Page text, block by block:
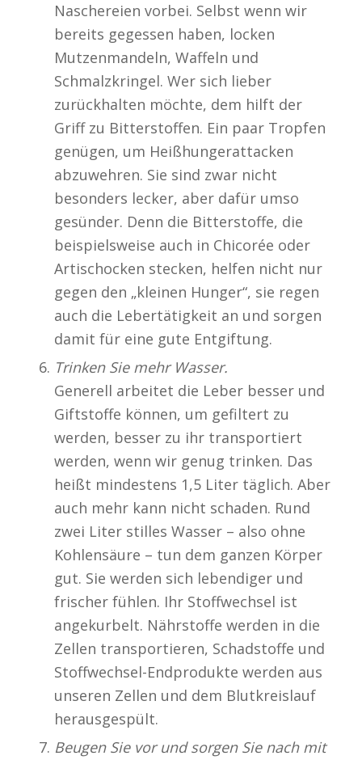
Naschereien vorbei. Selbst wenn wir
bereits gegessen haben, locken
Mutzenmandeln, Waffeln und
Schmalzkringel. Wer sich lieber
zurückhalten möchte, dem hilft der
Griff zu Bitterstoffen. Ein paar Tropfen
genügen, um Heißhungerattacken
abzuwehren. Sie sind zwar nicht
besonders lecker, aber dafür umso
gesünder. Denn die Bitterstoffe, die
beispielsweise auch in Chicorée oder
Artischocken stecken, helfen nicht nur
gegen den „kleinen Hunger“, sie regen
auch die Lebertätigkeit an und sorgen
damit für eine gute Entgiftung.
Trinken Sie mehr Wasser.
Generell arbeitet die Leber besser und
Giftstoffe können, um gefiltert zu
werden, besser zu ihr transportiert
werden, wenn wir genug trinken. Das
heißt mindestens 1,5 Liter täglich. Aber
auch mehr kann nicht schaden. Rund
zwei Liter stilles Wasser – also ohne
Kohlensäure – tun dem ganzen Körper
gut. Sie werden sich lebendiger und
frischer fühlen. Ihr Stoffwechsel ist
angekurbelt. Nährstoffe werden in die
Zellen transportieren, Schadstoffe und
Stoffwechsel-Endprodukte werden aus
unseren Zellen und dem Blutkreislauf
herausgespült.
Beugen Sie vor und sorgen Sie nach mit